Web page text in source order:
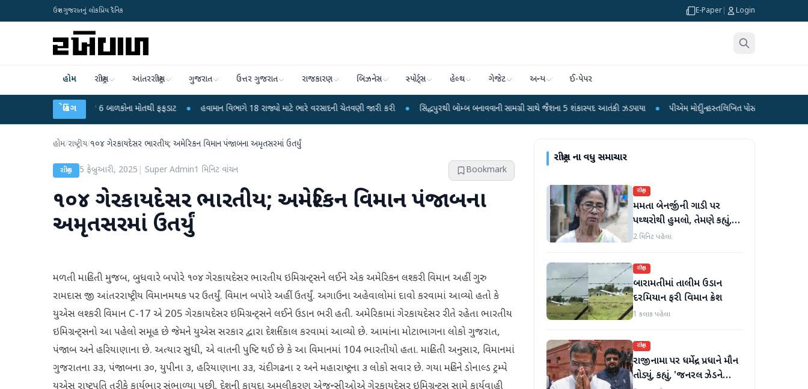
ઉત્તર ગુજરાતનું લોકપ્રિય દૈનિક E-Paper Login
હોમ રાષ્ટ્રીય આંતરરાષ્ટ્રીય ગુજરાત ઉત્તર ગુજરાત રાજકારણ બિઝનેસ સ્પોર્ટ્સ હેલ્થ ગેજેટ અન્ય ઈ-પેપર
બ્રેકિંગ
કે ચાંદીપુરા? 6 બાળકોના મોતથી ફફડાટ ● હવામાન વિભાગે 18 રાજ્યો માટે ભારે વરસાદની ચેતવણી જારી કરી ● સિદ્ધપુરથી બોમ્બ બનાવવાની સામગ્રી સાથે જૈશના 5 શંકાસ્પદ આતંકી ઝડપાયા ● પીએમ મોદીનું હસ્તલિખિત પોસ્ટકાર્ડ વિક્રમ-1 રોકેટમાં
હોમ/રાષ્ટ્રીય/૧૦૪ ગેરકાયદેસર ભારતીય; અમેરિકન વિમાન પંજાબના અમૃતસરમાં ઉતર્યું
રાષ્ટ્રીય 5 ફેબ્રુઆરી, 2025 Super Admin1 મિનિટ વાંચન Bookmark
૧૦૪ ગેરકાયદેસર ભારતીય; અમેરિકન વિમાન પંજાબના
અમૃતસરમાં ઉતર્યું
મળતી માહિતી મુજબ, બુધવારે બપોરે ૧૦૪ ગેરકાયદેસર ભારતીય ઇમિગ્રન્ટ્સને લઈને એક અમેરિકન લશ્કરી વિમાન અહીં ગુરુ
રામદાસ જી આંતરરાષ્ટ્રીય વિમાનમથક પર ઉતર્યું. વિમાન બપોરે અહીં ઉતર્યું. અગાઉના અહેવાલોમાં દાવો કરવામાં આવ્યો હતો કે
યુએસ લશ્કરી વિમાન C-17 એ 205 ગેરકાયદેસર ઇમિગ્રન્ટ્સને લઈને ઉડાન ભરી હતી. અમેરિકામાં ગેરકાયદેસર રીતે રહેતા ભારતીય
ઇમિગ્રન્ટ્સનો આ પહેલો સમૂહ છે જેમને યુએસ સરકાર દ્વારા દેશનિકાલ કરવામાં આવ્યો છે. આમાંના મોટાભાગના લોકો ગુજરાત,
પંજાબ અને હરિયાણાના છે. અત્યાર સુધી, એ વાતની પુષ્ટિ થઈ છે કે આ વિમાનમાં 104 ભારતીયો હતા. માહિતી અનુસાર, વિમાનમાં
ગુજરાતના ૩૩, પંજાબના ૩૦, યુપીના ૩, હરિયાણાના ૩૩, ચંદીગઢના ૨ અને મહારાષ્ટ્રના ૩ લોકો સવાર છે. ગયા મહિને ડોનાલ્ડ ટ્રમ્પે
રાષ્ટ્રીયના વધુ સમાચાર
રાષ્ટ્રીય
મમતા બેનર્જીની ગાડી પર
પથ્થરોથી હુમલો, તેમણે કહ્યું,
'મારું માથું ફૂટી ગયું હોત'
2 મિનિટ પહેલા
રાષ્ટ્રીય
બારામતીમાં તાલીમ ઉડાન
દરમિયાન ફરી વિમાન ક્રેશ
1 કલાક પહેલા
રાષ્ટ્રીય
રાજીનામા પર ધર્મેન્દ્ર પ્રધાને મૌન
તોડ્યું, કહ્યું, 'જનરલ ઝેડને